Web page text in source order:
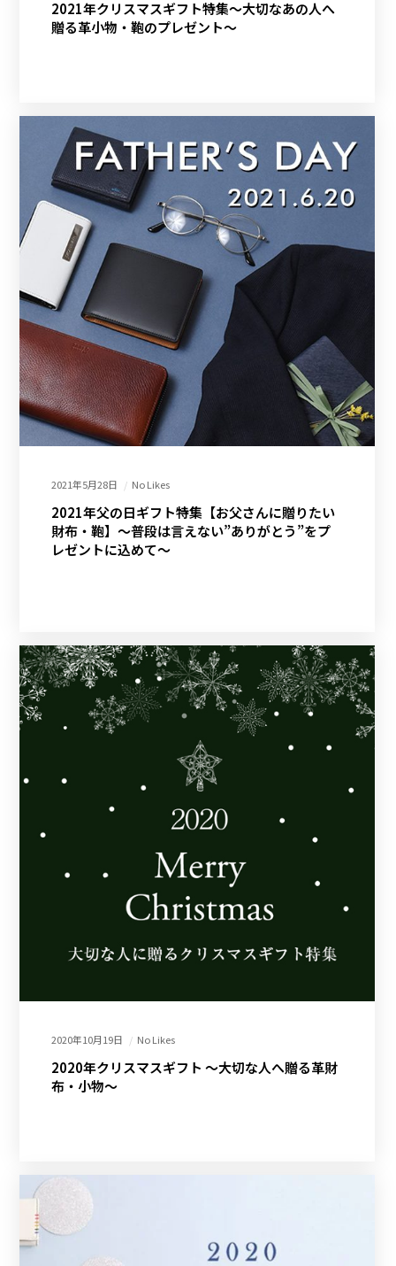
2021年クリスマスギフト特集～大切なあの人へ
贈る革小物・鞄のプレゼント～
2021年5月28日 No Likes
2021年父の日ギフト特集【お父さんに贈りたい
財布・鞄】～普段は言えない”ありがとう”をプ
レゼントに込めて～
2020年10月19日 No Likes
2020年クリスマスギフト ～大切な人へ贈る革財
布・小物～